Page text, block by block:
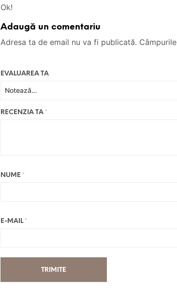
Ok!
Adaugă un comentariu
Adresa ta de email nu va fi publicată.
EVALUAREA TA
RECENZIA TA *
NUME *
E-MAIL *